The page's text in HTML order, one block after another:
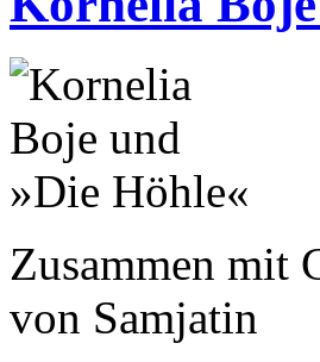
Zusammen mit
von Samjatin